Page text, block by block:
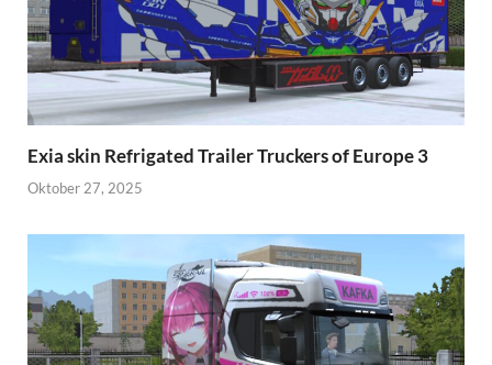
Exia skin Refrigated Trailer Truckers of Europe 3
Oktober 27, 2025